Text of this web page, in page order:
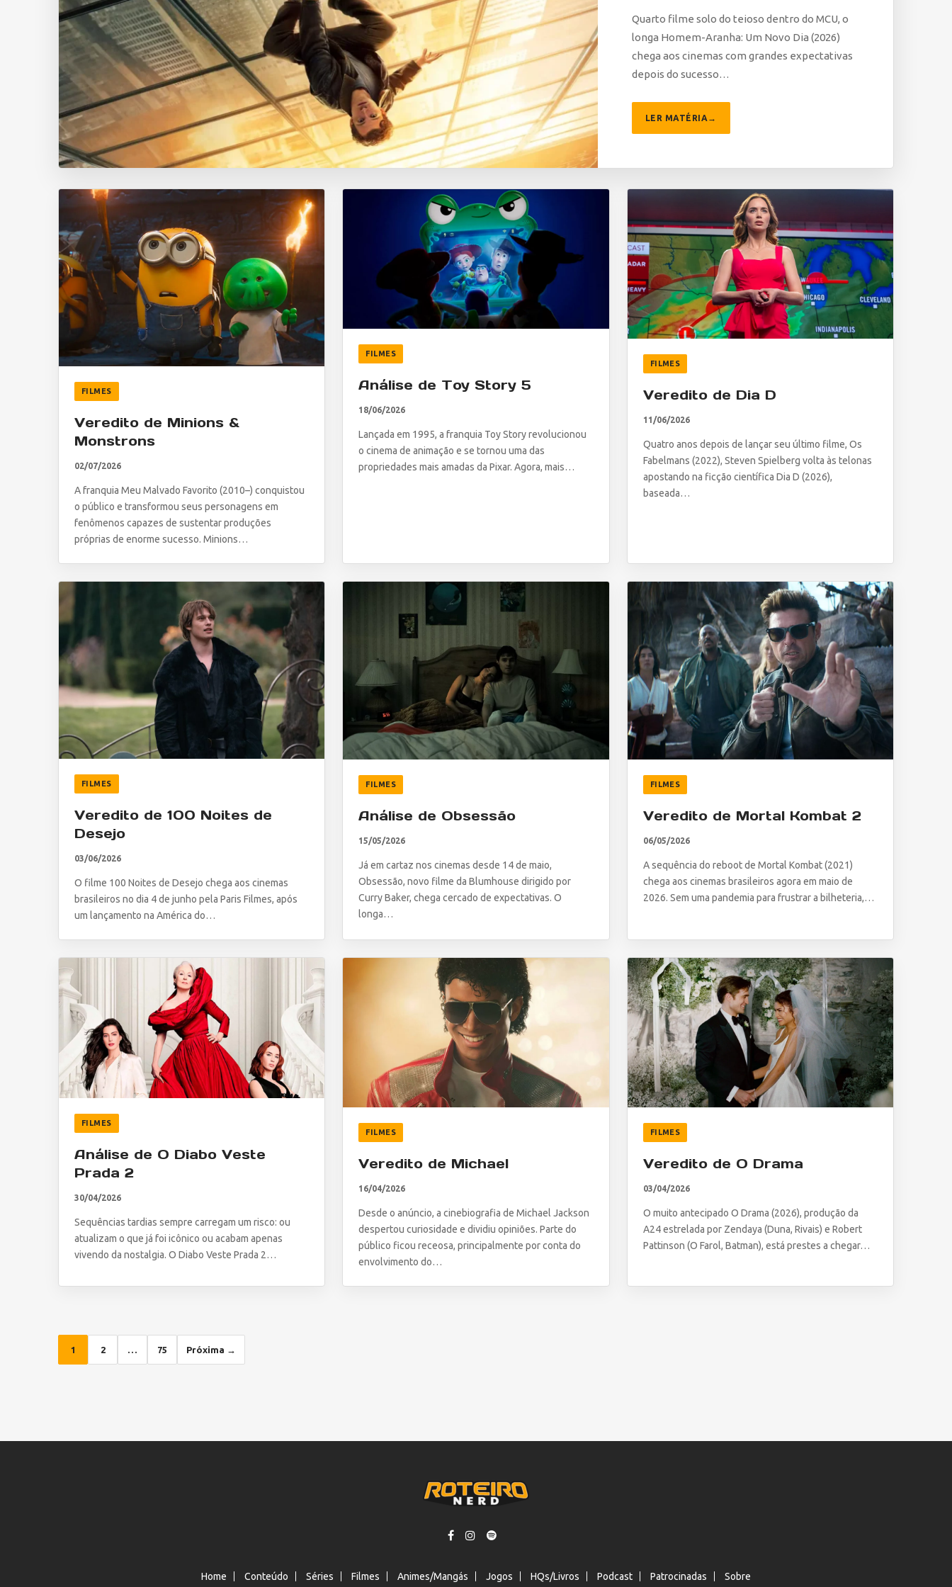
Quarto filme solo do teioso dentro do MCU, o
longa Homem-Aranha: Um Novo Dia (2026)
chega aos cinemas com grandes expectativas
depois do sucesso…
LER MATÉRIA →
FILMES
Veredito de Minions &
Monstrons
02/07/2026
A franquia Meu Malvado Favorito (2010–) conquistou
o público e transformou seus personagens em
fenômenos capazes de sustentar produções
próprias de enorme sucesso. Minions…
FILMES
Análise de Toy Story 5
18/06/2026
Lançada em 1995, a franquia Toy Story revolucionou
o cinema de animação e se tornou uma das
propriedades mais amadas da Pixar. Agora, mais…
FILMES
Veredito de Dia D
11/06/2026
Quatro anos depois de lançar seu último filme, Os
Fabelmans (2022), Steven Spielberg volta às telonas
apostando na ficção científica Dia D (2026),
baseada…
FILMES
Veredito de 100 Noites de
Desejo
03/06/2026
O filme 100 Noites de Desejo chega aos cinemas
brasileiros no dia 4 de junho pela Paris Filmes, após
um lançamento na América do…
FILMES
Análise de Obsessão
15/05/2026
Já em cartaz nos cinemas desde 14 de maio,
Obsessão, novo filme da Blumhouse dirigido por
Curry Baker, chega cercado de expectativas. O
longa…
FILMES
Veredito de Mortal Kombat 2
06/05/2026
A sequência do reboot de Mortal Kombat (2021)
chega aos cinemas brasileiros agora em maio de
2026. Sem uma pandemia para frustrar a bilheteria,…
FILMES
Análise de O Diabo Veste
Prada 2
30/04/2026
Sequências tardias sempre carregam um risco: ou
atualizam o que já foi icônico ou acabam apenas
vivendo da nostalgia. O Diabo Veste Prada 2…
FILMES
Veredito de Michael
16/04/2026
Desde o anúncio, a cinebiografia de Michael Jackson
despertou curiosidade e dividiu opiniões. Parte do
público ficou receosa, principalmente por conta do
envolvimento do…
FILMES
Veredito de O Drama
03/04/2026
O muito antecipado O Drama (2026), produção da
A24 estrelada por Zendaya (Duna, Rivais) e Robert
Pattinson (O Farol, Batman), está prestes a chegar…
1 2 … 75 Próxima →
Home Conteúdo Séries Filmes Animes/Mangás Jogos HQs/Livros Podcast Patrocinadas Sobre